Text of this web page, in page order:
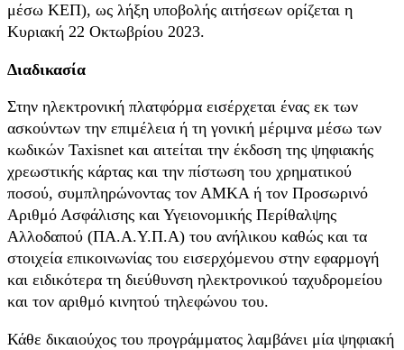
μέσω ΚΕΠ), ως λήξη υποβολής αιτήσεων ορίζεται η
Κυριακή 22 Οκτωβρίου 2023.
Διαδικασία
Στην ηλεκτρονική πλατφόρμα εισέρχεται ένας εκ των
ασκούντων την επιμέλεια ή τη γονική μέριμνα μέσω των
κωδικών Taxisnet και αιτείται την έκδοση της ψηφιακής
χρεωστικής κάρτας και την πίστωση του χρηματικού
ποσού, συμπληρώνοντας τον ΑΜΚΑ ή τον Προσωρινό
Αριθμό Ασφάλισης και Υγειονομικής Περίθαλψης
Αλλοδαπού (ΠΑ.Α.Υ.Π.Α) του ανήλικου καθώς και τα
στοιχεία επικοινωνίας του εισερχόμενου στην εφαρμογή
και ειδικότερα τη διεύθυνση ηλεκτρονικού ταχυδρομείου
και τον αριθμό κινητού τηλεφώνου του.
Κάθε δικαιούχος του προγράμματος λαμβάνει μία ψηφιακή